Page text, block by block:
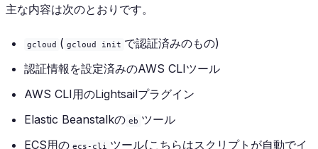
主な内容は次のとおりです。
gcloud ( gcloud init で認証済みのもの)
認証情報を設定済みのAWS CLIツール
AWS CLI用のLightsailプラグイン
Elastic Beanstalkの eb ツール
ECS用の ecs-cli ツール(こちらはスクリプトが自動でイ